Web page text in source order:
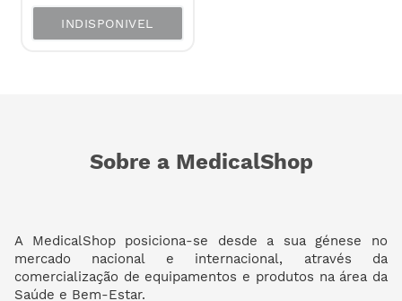
INDISPONIVEL
Sobre a MedicalShop
A MedicalShop posiciona-se desde a sua génese no
mercado nacional e internacional, através da
comercialização de equipamentos e produtos na área da
Saúde e Bem-Estar.